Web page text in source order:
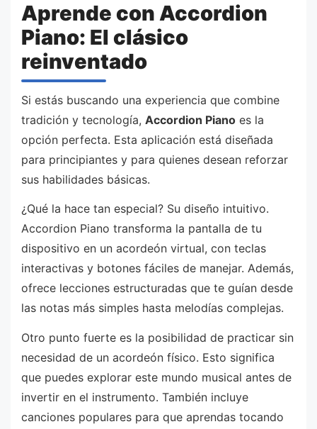
Aprende con Accordion
Piano: El clásico
reinventado
Si estás buscando una experiencia que combine
tradición y tecnología, Accordion Piano es la
opción perfecta. Esta aplicación está diseñada
para principiantes y para quienes desean reforzar
sus habilidades básicas.
¿Qué la hace tan especial? Su diseño intuitivo.
Accordion Piano transforma la pantalla de tu
dispositivo en un acordeón virtual, con teclas
interactivas y botones fáciles de manejar. Además,
ofrece lecciones estructuradas que te guían desde
las notas más simples hasta melodías complejas.
Otro punto fuerte es la posibilidad de practicar sin
necesidad de un acordeón físico. Esto significa
que puedes explorar este mundo musical antes de
invertir en el instrumento. También incluye
canciones populares para que aprendas tocando